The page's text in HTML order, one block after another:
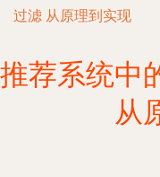
过滤 从原理到实现
推荐系统中
从